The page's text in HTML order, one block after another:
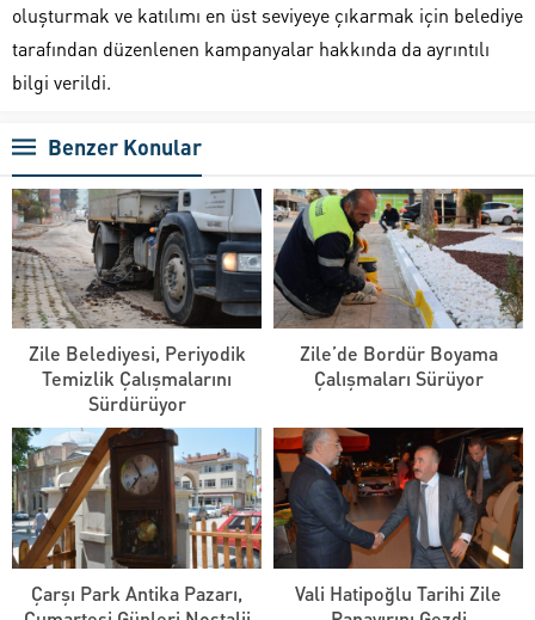
oluşturmak ve katılımı en üst seviyeye çıkarmak için belediye
tarafından düzenlenen kampanyalar hakkında da ayrıntılı
bilgi verildi.
Benzer Konular
Zile Belediyesi, Periyodik
Temizlik Çalışmalarını
Sürdürüyor
Zile’de Bordür Boyama
Çalışmaları Sürüyor
Çarşı Park Antika Pazarı,
Vali Hatipoğlu Tarihi Zile